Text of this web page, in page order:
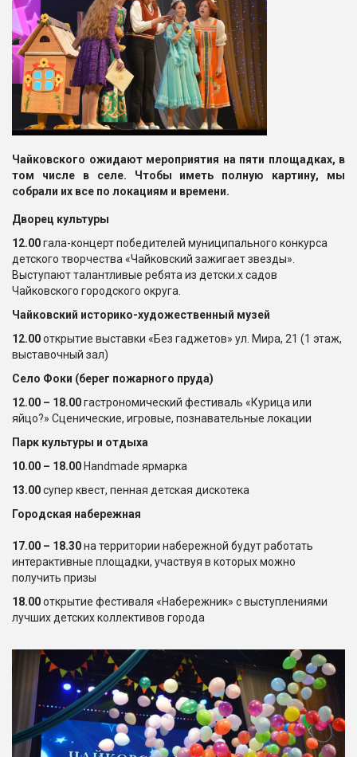
Чайковского ожидают мероприятия на пяти площадках, в
том числе в селе. Чтобы иметь полную картину, мы
собрали их все по локациям и времени.
Дворец культуры
12.00гала-концерт победителей муниципального конкурса
детского творчества «Чайковский зажигает звезды».
Выступают талантливые ребята из детски.х садов
Чайковского городского округа.
Чайковский историко-художественный музей
12.00открытие выставки «Без гаджетов» ул. Мира, 21 (1 этаж,
выставочный зал)
Село Фоки (берег пожарного пруда)
12.00 – 18.00гастрономический фестиваль «Курица или
яйцо?» Сценические, игровые, познавательные локации
Парк культуры и отдыха
10.00 – 18.00 Handmade ярмарка
13.00супер квест, пенная детская дискотека
Городская набережная
17.00 – 18.30на территории набережной будут работать
интерактивные площадки, участвуя в которых можно
получить призы
18.00открытие фестиваля «Набережник» с выступлениями
лучших детских коллективов города